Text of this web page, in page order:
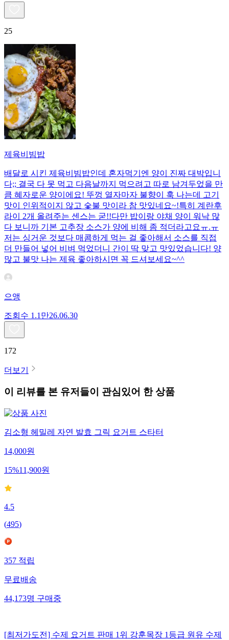
25
제육비빔밥
배달로 시킨 제육비빔밥인데 혼자먹기엔 양이 진짜 대박입니
다;; 결국 다 못 먹고 다음날까지 먹으려고 따로 남겨두었을 만
큼 혜자로운 양이에요! 뚜껑 열자마자 불향이 훅 나는데 고기
맛이 인위적이지 않고 숯불 맛이라 참 맛있네요~!특히 계란후
라이 2개 올려주는 센스는 굳!! ​다만 밥이랑 야채 양이 워낙 많
다 보니까 기본 고추장 소스가 양에 비해 좀 적더라고요ㅠ.ㅠ
저는 싱거운 것보다 매콤하게 먹는 걸 좋아해서 소스를 직접
더 만들어 넣어 비벼 먹었더니 간이 딱 맞고 맛있었습니다! 양
많고 불맛 나는 제육 좋아하시면 꼭 드셔보세요~^^
으앵
조회수 1.1만26.06.30
172
더보기
이 리뷰를 본 유저들이 관심있어 한 상품
김소형 헤밀레 자연 발효 그릭 요거트 스타터
14,000원
15%11,900원
4.5
(495)
357 적립
무료배송
44,173명 구매중
[최저가도전] 수제 요거트 판매 1위 강훈목장 1등급 원유 수제